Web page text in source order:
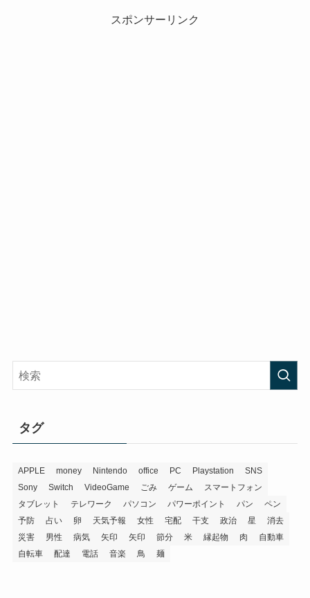
スポンサーリンク
タグ
APPLE money Nintendo office PC Playstation
SNS
Sony
Switch VideoGame ごみ ゲーム
スマートフォン
タブレット
テレワーク パソコン パワーポイント パン
ペン
予防
占い 卵 天気予報 女性 宅配 干支 政治 星
消去
災害
男性 病気 矢印 矢印 節分 米 縁起物 肉
自動車
自転車
配達 電話 音楽 鳥 麺